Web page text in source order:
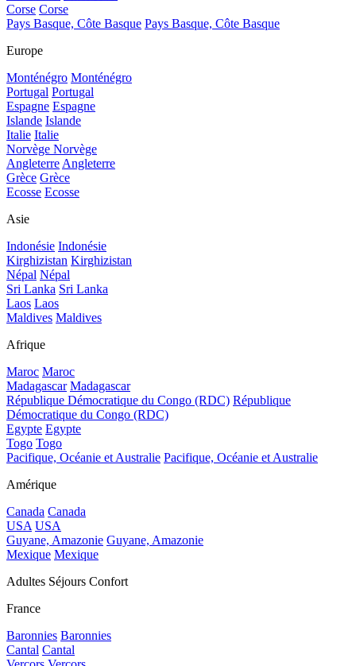
Corse Corse
Pays Basque, Côte Basque Pays Basque, Côte Basque
Europe
Monténégro Monténégro
Portugal Portugal
Espagne Espagne
Islande Islande
Italie Italie
Norvège Norvège
Angleterre Angleterre
Grèce Grèce
Ecosse Ecosse
Asie
Indonésie Indonésie
Kirghizistan Kirghizistan
Népal Népal
Sri Lanka Sri Lanka
Laos Laos
Maldives Maldives
Afrique
Maroc Maroc
Madagascar Madagascar
République Démocratique du Congo (RDC) République
Démocratique du Congo (RDC)
Egypte Egypte
Togo Togo
Pacifique, Océanie et Australie Pacifique, Océanie et Australie
Amérique
Canada Canada
USA USA
Guyane, Amazonie Guyane, Amazonie
Mexique Mexique
Adultes Séjours Confort
France
Baronnies Baronnies
Cantal Cantal